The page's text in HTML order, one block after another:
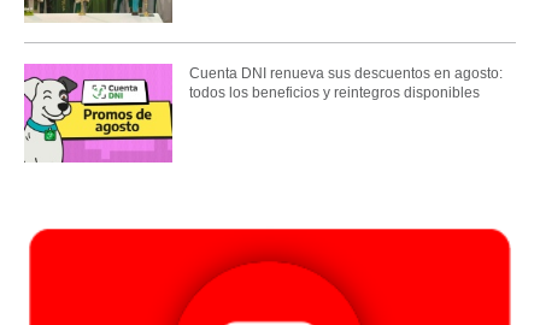
Cuenta DNI renueva sus descuentos en agosto:
todos los beneficios y reintegros disponibles